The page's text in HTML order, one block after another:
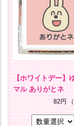
【ホワイトデー】
マル ありがとネ
82円